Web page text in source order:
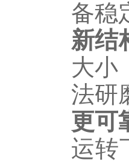
备稳
新结
大小
法研
更可
运转